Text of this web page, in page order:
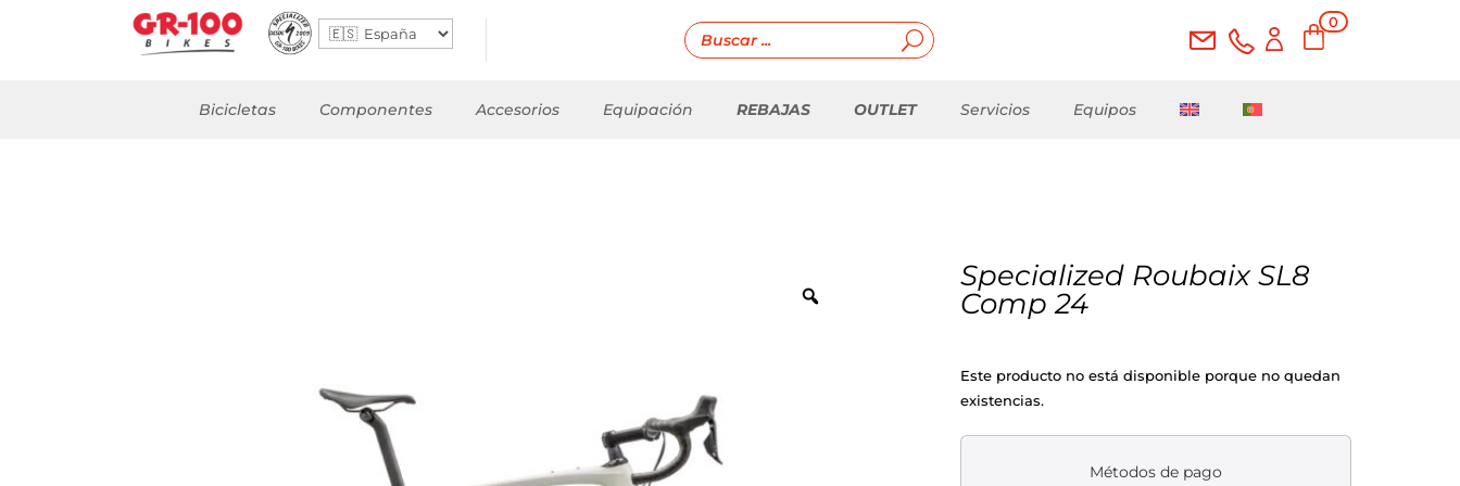
0
ele
Bicicletas Componentes Accesorios Equipación REBAJAS OUTLET Servicios Equipos
Specialized Roubaix SL8
Comp 24
Este producto no está disponible porque no quedan
existencias.
Métodos de pago